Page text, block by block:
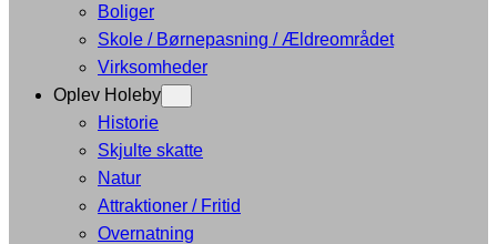
Boliger
Skole / Børnepasning / Ældreområdet
Virksomheder
Oplev Holeby
Historie
Skjulte skatte
Natur
Attraktioner / Fritid
Overnatning